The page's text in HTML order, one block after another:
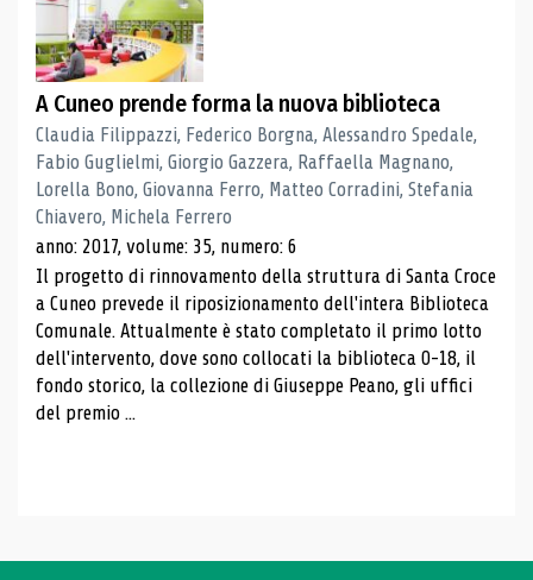
A Cuneo prende forma la nuova biblioteca
Claudia Filippazzi, Federico Borgna, Alessandro Spedale,
Fabio Guglielmi, Giorgio Gazzera, Raffaella Magnano,
Lorella Bono, Giovanna Ferro, Matteo Corradini, Stefania
Chiavero, Michela Ferrero
anno: 2017, volume: 35, numero: 6
Il progetto di rinnovamento della struttura di Santa Croce
a Cuneo prevede il riposizionamento dell'intera Biblioteca
Comunale. Attualmente è stato completato il primo lotto
dell'intervento, dove sono collocati la biblioteca 0-18, il
fondo storico, la collezione di Giuseppe Peano, gli uffici
del premio ...